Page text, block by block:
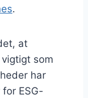
.
at
som
har
ESG-